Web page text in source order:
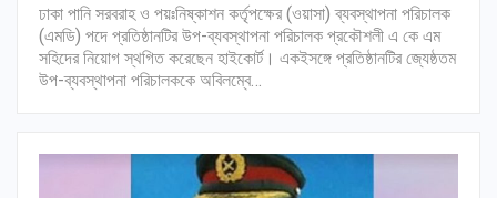
ঢাকা পানি সরবরাহ ও পয়ঃনিষ্কাশন কর্তৃপক্ষের (ওয়াসা) ব্যবস্থাপনা পরিচালক
(এমডি) পদে প্রতিষ্ঠানটির উপ-ব্যবস্থাপনা পরিচালক প্রকৌশলী এ কে এম
সহিদের নিয়োগ স্থগিত করেছেন হাইকোর্ট। একইসঙ্গে প্রতিষ্ঠানটির জ্যেষ্ঠতম
উপ-ব্যবস্থাপনা পরিচালককে অবিলম্বে…